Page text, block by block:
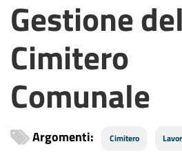
Gestione del
Cimitero
Comunale
Argomenti: Cimitero